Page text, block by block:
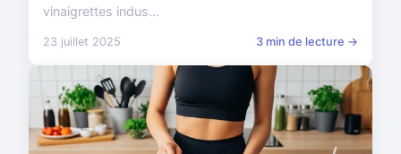
vinaigrettes indus...
23 juillet 2025 3 min de lecture →